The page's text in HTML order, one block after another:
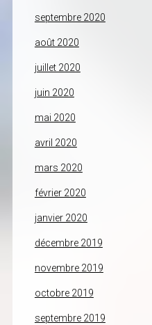
septembre 2020
août 2020
juillet 2020
juin 2020
mai 2020
avril 2020
mars 2020
février 2020
janvier 2020
décembre 2019
novembre 2019
octobre 2019
septembre 2019